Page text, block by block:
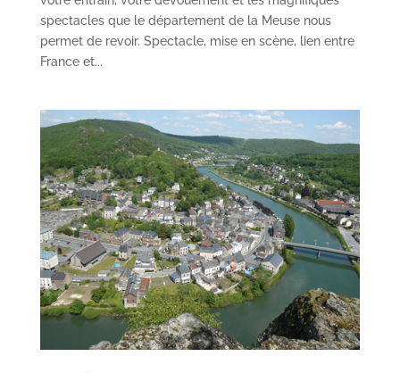
spectacles que le département de la Meuse nous
permet de revoir. Spectacle, mise en scène, lien entre
France et...